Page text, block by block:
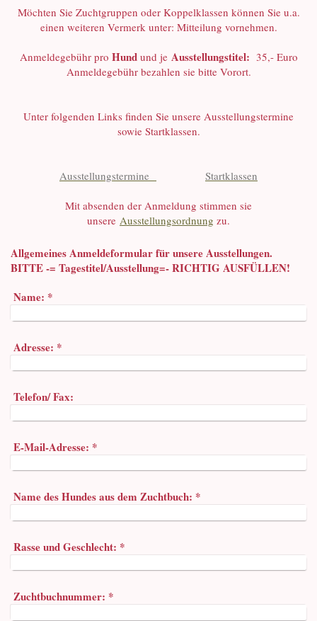
Möchten Sie Zuchtgruppen oder Koppelklassen können Sie u.a.
einen weiteren Vermerk unter: Mitteilung vornehmen.
Anmeldegebühr pro Hundund je Ausstellungstitel: 35,- Euro
Anmeldegebühr bezahlen sie bitte Vorort.
Unter folgenden Links finden Sie unsere Ausstellungstermine
sowie Startklassen.
Ausstellungstermine Startklassen
Mit absenden der Anmeldung stimmen sie
unsere Ausstellungsordnung zu.
Allgemeines Anmeldeformular für unsere Ausstellungen.
BITTE -= Tagestitel/Ausstellung=- RICHTIG AUSFÜLLEN!
Name: *
Adresse: *
Telefon/ Fax:
E-Mail-Adresse: *
Name des Hundes aus dem Zuchtbuch: *
Rasse und Geschlecht: *
Zuchtbuchnummer: *